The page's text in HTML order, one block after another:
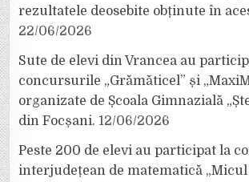
rezultatele deosebite obținute în
22/06/2026
Sute de elevi din Vrancea au
concursurile „Grămăticel” și
organizate de Școala Gimnazială
din Focșani. 12/06/2026
Peste 200 de elevi au participat la
interjudețean de matematică „Micul